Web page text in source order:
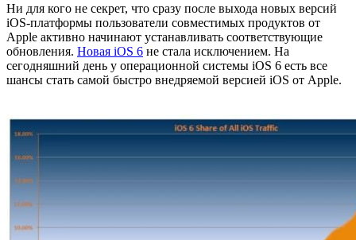
Ни для кого не секрет, что сразу после выхода новых версий
iOS-платформы пользователи совместимых продуктов от
Apple активно начинают устанавливать соответствующие
обновления. Новая iOS 6 не стала исключением. На
сегодняшний день у операционной системы iOS 6 есть все
шансы стать самой быстро внедряемой версией iOS от Apple.